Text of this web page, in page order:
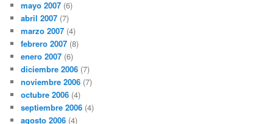
mayo 2007 (6)
abril 2007 (7)
marzo 2007 (4)
febrero 2007 (8)
enero 2007 (6)
diciembre 2006 (7)
noviembre 2006 (7)
octubre 2006 (4)
septiembre 2006 (4)
agosto 2006 (4)